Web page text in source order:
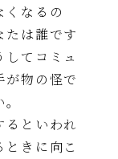
くなるの
は誰です
てコミュ
物の怪で
といわれ
きに向こ